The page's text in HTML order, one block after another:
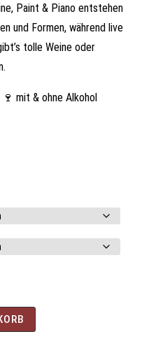
Paint & Piano entstehen
und Formen, während live
tolle Weine oder
mit & ohne Alkohol